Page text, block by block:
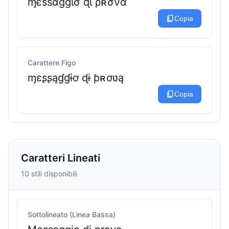
content_copyCopia
Carattere Figo
ɱɛʂʂąɠɠɨơ ɖɨ ƥʀơʋą
content_copyCopia
Caratteri Lineati
10 stili disponibili
Sottolineato (Linea Bassa)